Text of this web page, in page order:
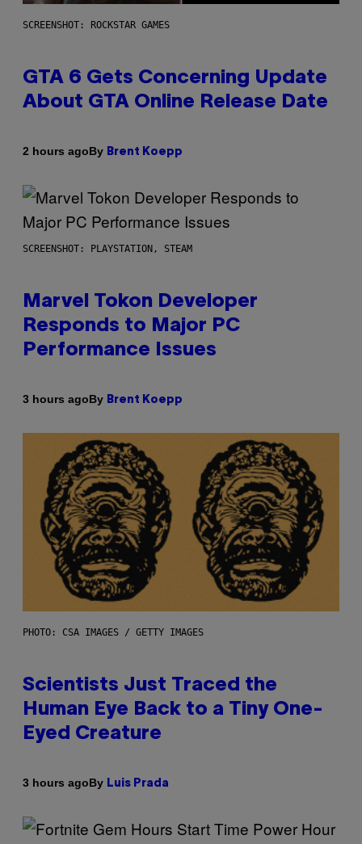
SCREENSHOT: ROCKSTAR GAMES
GTA 6 Gets Concerning Update
About GTA Online Release Date
2 hours agoBy Brent Koepp
SCREENSHOT: PLAYSTATION, STEAM
Marvel Tokon Developer
Responds to Major PC
Performance Issues
3 hours agoBy Brent Koepp
PHOTO: CSA IMAGES / GETTY IMAGES
Scientists Just Traced the
Human Eye Back to a Tiny One-
Eyed Creature
3 hours agoBy Luis Prada